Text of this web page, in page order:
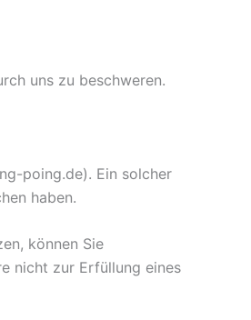
uns zu beschweren.
poing.de). Ein solcher
haben.
können Sie
nicht zur Erfüllung eines